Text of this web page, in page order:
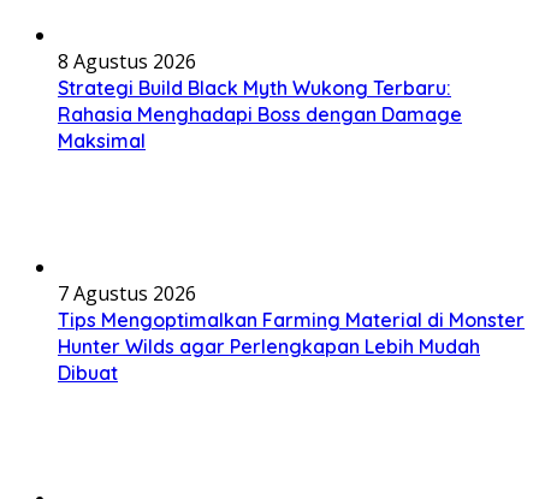
8 Agustus 2026
Strategi Build Black Myth Wukong Terbaru:
Rahasia Menghadapi Boss dengan Damage
Maksimal
7 Agustus 2026
Tips Mengoptimalkan Farming Material di Monster
Hunter Wilds agar Perlengkapan Lebih Mudah
Dibuat